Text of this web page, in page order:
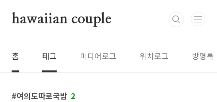
hawaiian couple
홈 태그 미디어로그 위치로그 방명록
여의도따로국밥 2